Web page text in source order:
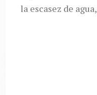
la escasez de agua,